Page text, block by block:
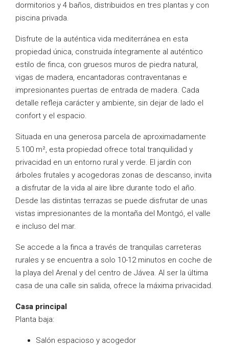
dormitorios y 4 baños, distribuidos en tres plantas y con
piscina privada.
Disfrute de la auténtica vida mediterránea en esta
propiedad única, construida íntegramente al auténtico
estilo de finca, con gruesos muros de piedra natural,
vigas de madera, encantadoras contraventanas e
impresionantes puertas de entrada de madera. Cada
detalle refleja carácter y ambiente, sin dejar de lado el
confort y el espacio.
Situada en una generosa parcela de aproximadamente
5.100 m², esta propiedad ofrece total tranquilidad y
privacidad en un entorno rural y verde. El jardín con
árboles frutales y acogedoras zonas de descanso, invita
a disfrutar de la vida al aire libre durante todo el año.
Desde las distintas terrazas se puede disfrutar de unas
vistas impresionantes de la montaña del Montgó, el valle
e incluso del mar.
Se accede a la finca a través de tranquilas carreteras
rurales y se encuentra a solo 10-12 minutos en coche de
la playa del Arenal y del centro de Jávea. Al ser la última
casa de una calle sin salida, ofrece la máxima privacidad.
Casa principal
Planta baja:
Salón espacioso y acogedor